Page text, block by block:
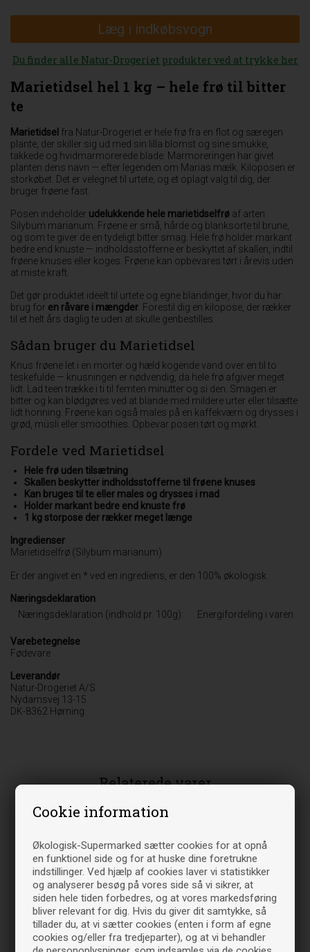
Cookie information
Økologisk-Supermarked sætter cookies for at opnå
en funktionel side og for at huske dine foretrukne
indstillinger. Ved hjælp af cookies laver vi statistikker
og analyserer besøg på vores side så vi sikrer, at
siden hele tiden forbedres, og at vores markedsføring
bliver relevant for dig. Hvis du giver dit samtykke, så
tillader du, at vi sætter cookies (enten i form af egne
cookies og/eller fra tredjeparter), og at vi behandler
Læg i indkøbsvogn
Du finder alle Natur-Drogeriet produkter ved at trykke her
Marietidsel hel 1 kg – hele frø til bitter
te
Marietidsel fra Natur-Drogeriet er hele frø fra en flot og særegen
plante, der skiller sig ud med sin lilla blomst og sine smukke,
takkede og hvidmarmorerede blade. Marmoreringen har givet
planten dens navn — efter legenden om Marias mælk. Kiloposen er
storkøbet. Det er velegnet til urtete, og et oplagt valg til dig, der
bruger frøene fast.
Posen indeholder udelukkende hele marietidselfrø af arten
Silybum marianum. Frøene er små, hårde og blanksorte til brune,
og som te giver de en tydeligt bitter smag. Hele frø holder markant
bedre end knuste — indholdsstofferne er beskyttet af skallen, indtil
frøene knuses eller koges. Frøene kan opbevares tørt i årevis uden
at miste kraft.
Det gør produktet ideelt til urtete og egne blandinger, hvor du har
brug for en råvare i mængder . Forestil dig en kilopose, der rækker
til et helt års daglig te uden at skulle genbestilles.
Sådan bruger du Marietidsel
Knus frøene let i en morter og hæld kogende vand over en til to
teskefulde — knusningen er nødvendig, da hele frø afgiver meget
lidt. Lad teen trække i ti til femten minutter og si den. Smagen er
bitter og kan blødgøres ved at blande med mildere urter eller tilsætte
lidt honning. Frøene kan også males på en kaffekværn og drysses i
grød, müsli eller smoothies. Opbevar posen tørt og mørkt.
Fordele ved Marietidsel
Hele frø uden tilsætning
Skallen beskytter indholdsstofferne til frøene knuses
Kan bruges til te eller males og drysses i mad
Holder markant bedre end knuste frø
1 kg storpose der rækker meget længe
Ingredienser
Marietidselfrø (Silybum marianum)
Er der angivet en * ved en ingrediens, er den 100% økologisk
Næringsdeklaration
Næringsdeklaration (indhold pr. 100g):
Energifordeling i varen
Varebetegnelse
Fødevare
Leverandør
Natur-Drogeriet A/S
Nydamsvej 13-15
DK-8362 Hørning
Relaterede varer
Malurt - 130 gr - Natur
Marietidsel hel - 100 gr -